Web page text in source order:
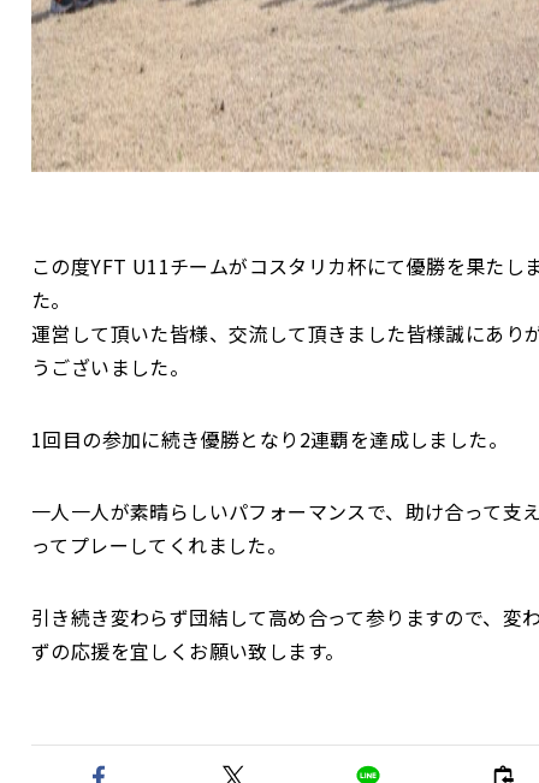
この度YFT U11チームがコスタリカ杯にて優勝を果たし
た。
運営して頂いた皆様、交流して頂きました皆様誠にあり
うございました。
1回目の参加に続き優勝となり2連覇を達成しました。
一人一人が素晴らしいパフォーマンスで、助け合って支
ってプレーしてくれました。
引き続き変わらず団結して高め合って参りますので、変
ずの応援を宜しくお願い致します。